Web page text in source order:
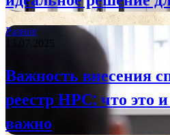
Разное
13.07.2025
Важность внесения
реестр НРС: что это
важно